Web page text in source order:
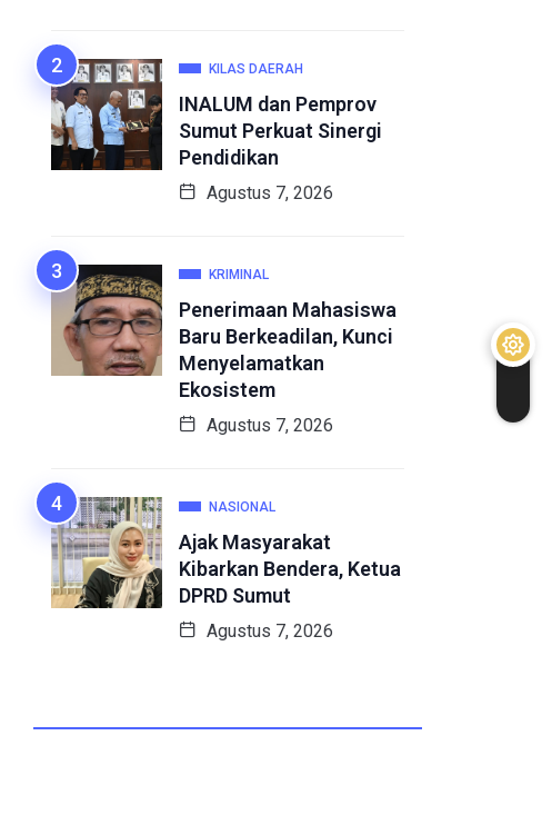
KILAS DAERAH
INALUM dan Pemprov
Sumut Perkuat Sinergi
Pendidikan
Agustus 7, 2026
KRIMINAL
Penerimaan Mahasiswa
Baru Berkeadilan, Kunci
Menyelamatkan
Ekosistem
Agustus 7, 2026
NASIONAL
Ajak Masyarakat
Kibarkan Bendera, Ketua
DPRD Sumut
Agustus 7, 2026